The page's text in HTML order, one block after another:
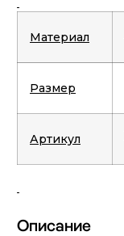
Материал
Размер
Артикул
Описание